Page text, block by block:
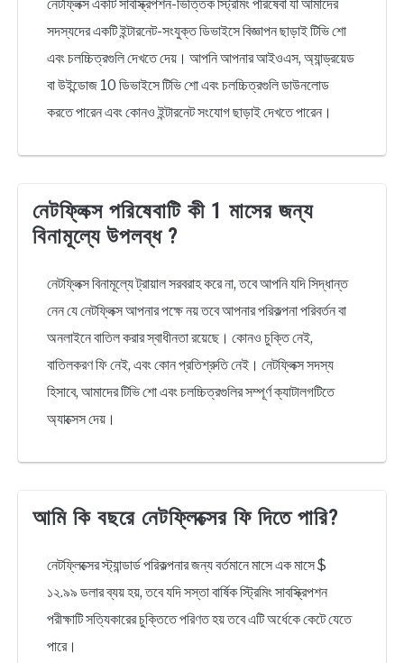
নেটফ্লিক্স একটি সাবস্ক্রিপশন-ভিত্তিক স্ট্রিমিং পরিষেবা যা আমাদের
সদস্যদের একটি ইন্টারনেট-সংযুক্ত ডিভাইসে বিজ্ঞাপন ছাড়াই টিভি শো
এবং চলচ্চিত্রগুলি দেখতে দেয়। আপনি আপনার আইওএস, অ্যান্ড্রয়েড
বা উইন্ডোজ 10 ডিভাইসে টিভি শো এবং চলচ্চিত্রগুলি ডাউনলোড
করতে পারেন এবং কোনও ইন্টারনেট সংযোগ ছাড়াই দেখতে পারেন।
নেটফ্লিক্স পরিষেবাটি কী 1 মাসের জন্য
বিনামূল্যে উপলব্ধ ?
নেটফ্লিক্স বিনামূল্যে ট্রায়াল সরবরাহ করে না, তবে আপনি যদি সিদ্ধান্ত
নেন যে নেটফ্লিক্স আপনার পক্ষে নয় তবে আপনার পরিকল্পনা পরিবর্তন বা
অনলাইনে বাতিল করার স্বাধীনতা রয়েছে। কোনও চুক্তি নেই,
বাতিলকরণ ফি নেই, এবং কোন প্রতিশ্রুতি নেই। নেটফ্লিক্স সদস্য
হিসাবে, আমাদের টিভি শো এবং চলচ্চিত্রগুলির সম্পূর্ণ ক্যাটালগটিতে
অ্যাক্সেস দেয়।
আমি কি বছরে নেটফ্লিক্সের ফি দিতে পারি?
নেটফ্লিক্সের স্ট্যান্ডার্ড পরিকল্পনার জন্য বর্তমানে মাসে এক মাসে $
১২.৯৯ ডলার ব্যয় হয়, তবে যদি সস্তা বার্ষিক স্ট্রিমিং সাবস্ক্রিপশন
পরীক্ষাটি সত্যিকারের চুক্তিতে পরিণত হয় তবে এটি অর্ধেকে কেটে যেতে
পারে।